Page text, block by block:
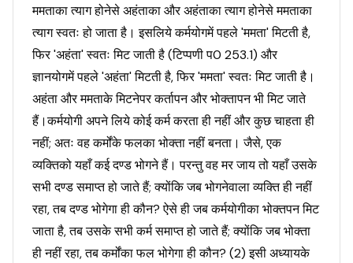
ममताका त्याग होनेसे अहंताका और अहंताका त्याग होनेसे ममताका
त्याग स्वतः हो जाता है। इसलिये कर्मयोगमें पहले 'ममता' मिटती है,
फिर 'अहंता' स्वतः मिट जाती है (टिप्पणी प0 253.1) और
ज्ञानयोगमें पहले 'अहंता' मिटती है, फिर 'ममता' स्वतः मिट जाती है।
अहंता और ममताके मिटनेपर कर्तापन और भोक्तापन भी मिट जाते
हैं।कर्मयोगी अपने लिये कोई कर्म करता ही नहीं और कुछ चाहता ही
नहीं; अतः वह कर्मोंके फलका भोक्ता नहीं बनता। जैसे, एक
व्यक्तिको यहाँ कई दण्ड भोगने हैं। परन्तु वह मर जाय तो यहाँ उसके
सभी दण्ड समाप्त हो जाते हैं; क्योंकि जब भोगनेवाला व्यक्ति ही नहीं
रहा, तब दण्ड भोगेगा ही कौन? ऐसे ही जब कर्मयोगीका भोक्तपन मिट
जाता है, तब उसके सभी कर्म समाप्त हो जाते हैं; क्योंकि जब भोक्ता
ही नहीं रहा, तब कर्मोंका फल भोगेगा ही कौन? (2) इसी अध्यायके